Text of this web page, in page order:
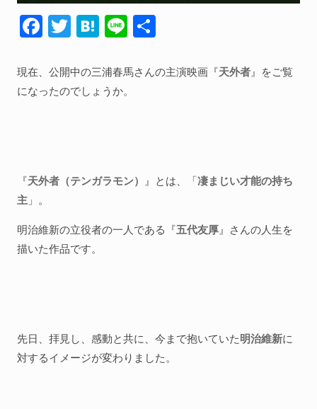
F
e
b
T
itt
er
H
e
n
Li
e
現在、公開中の三浦春馬さんの主演映画『天外者』をご覧
になったのでしょうか。
『天外者（テンガラモン） 』とは、「凄まじい才能の持ち
主 」。
明治維新の立役者の一人である『五代友厚』さんの人生を
描いた作品です。
先日、拝見し、感動と共に、今まで抱いていた明治維新に
対するイメージが変わりました。